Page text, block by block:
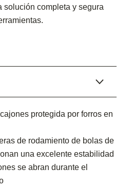
solución completa y segura
protegida por forros en
de rodamiento de bolas de
una excelente estabilidad
se abran durante el